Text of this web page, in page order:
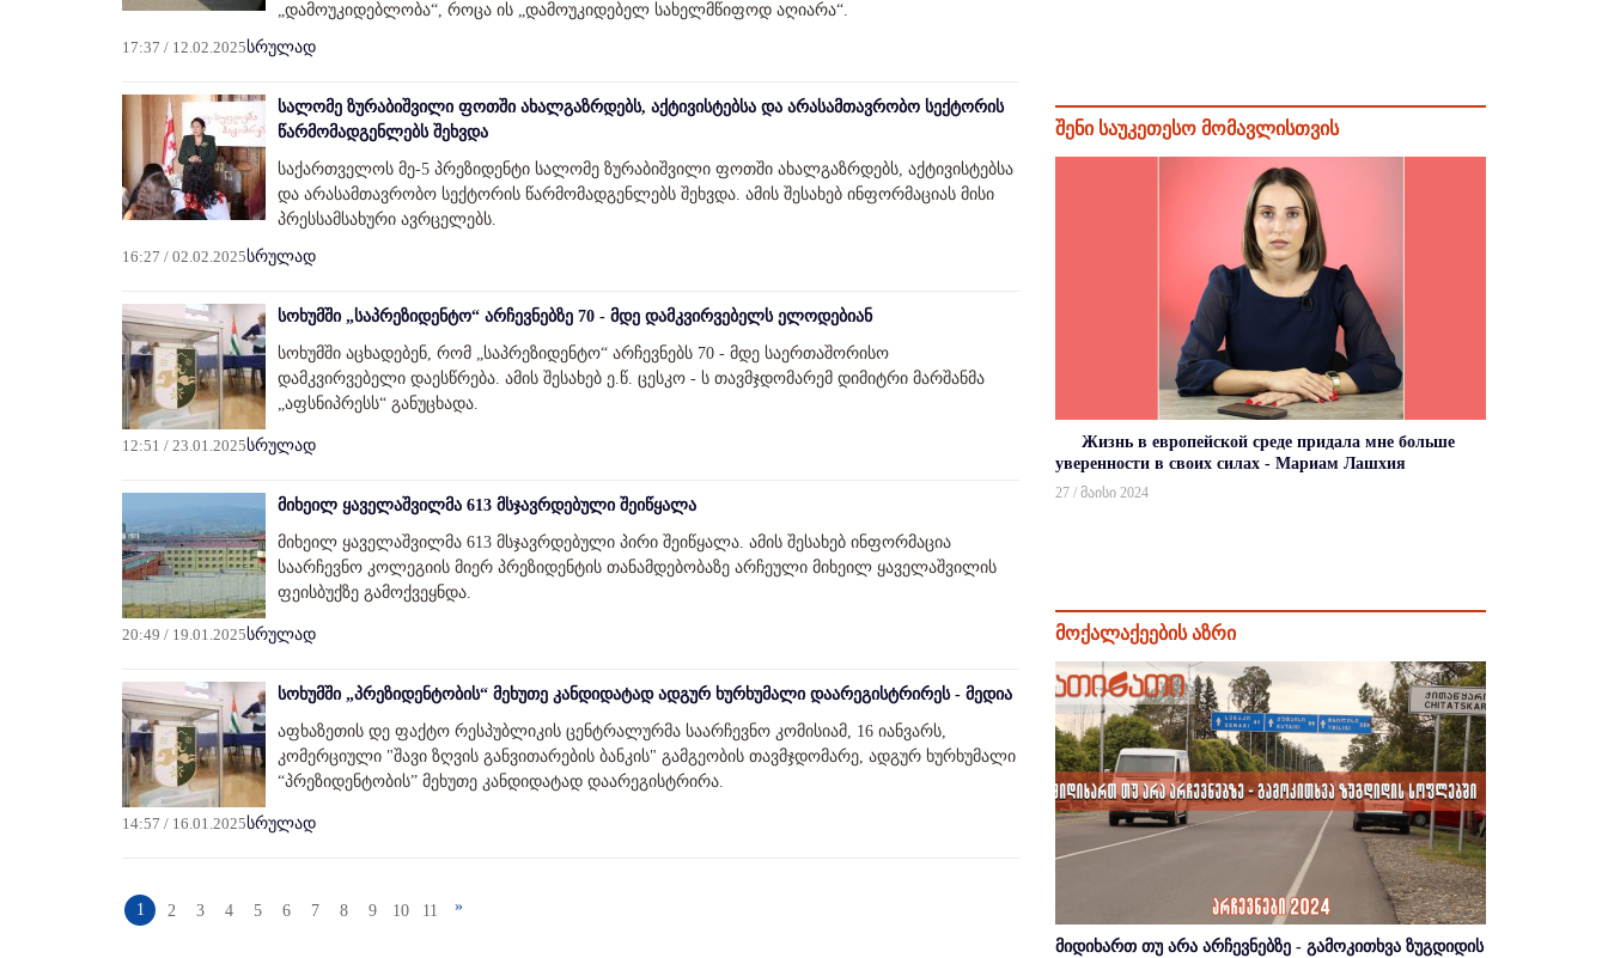
„დამოუკიდებლობა“, როცა ის „დამოუკიდებელ სახელმწიფოდ აღიარა“.
17:37 / 12.02.2025სრულად
სალომე ზურაბიშვილი ფოთში ახალგაზრდებს, აქტივისტებსა და არასამთავრობო სექტორის
წარმომადგენლებს შეხვდა
საქართველოს მე-5 პრეზიდენტი სალომე ზურაბიშვილი ფოთში ახალგაზრდებს, აქტივისტებსა
და არასამთავრობო სექტორის წარმომადგენლებს შეხვდა. ამის შესახებ ინფორმაციას მისი
პრესსამსახური ავრცელებს.
16:27 / 02.02.2025სრულად
სოხუმში „საპრეზიდენტო“ არჩევნებზე 70 - მდე დამკვირვებელს ელოდებიან
სოხუმში აცხადებენ, რომ „საპრეზიდენტო“ არჩევნებს 70 - მდე საერთაშორისო
დამკვირვებელი დაესწრება. ამის შესახებ ე.წ. ცესკო - ს თავმჯდომარემ დიმიტრი მარშანმა
„აფსნიპრესს“ განუცხადა.
12:51 / 23.01.2025სრულად
მიხეილ ყაველაშვილმა 613 მსჯავრდებული შეიწყალა
მიხეილ ყაველაშვილმა 613 მსჯავრდებული პირი შეიწყალა. ამის შესახებ ინფორმაცია
საარჩევნო კოლეგიის მიერ პრეზიდენტის თანამდებობაზე არჩეული მიხეილ ყაველაშვილის
ფეისბუქზე გამოქვეყნდა.
20:49 / 19.01.2025სრულად
სოხუმში „პრეზიდენტობის“ მეხუთე კანდიდატად ადგურ ხურხუმალი დაარეგისტრირეს - მედია
აფხაზეთის დე ფაქტო რესპუბლიკის ცენტრალურმა საარჩევნო კომისიამ, 16 იანვარს,
კომერციული "შავი ზღვის განვითარების ბანკის" გამგეობის თავმჯდომარე, ადგურ ხურხუმალი
“პრეზიდენტობის” მეხუთე კანდიდატად დაარეგისტრირა.
14:57 / 16.01.2025სრულად
1 2 3 4 5 6 7 8 9 10 11 »
შენი საუკეთესო მომავლისთვის
Жизнь в европейской среде придала мне больше
уверенности в своих силах - Мариам Лашхия
27 / მაისი 2024
მოქალაქეების აზრი
მიდიხართ თუ არა არჩევნებზე - გამოკითხვა ზუგდიდის